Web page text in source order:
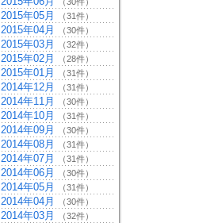
2015年05月 （31件）
2015年04月 （30件）
2015年03月 （32件）
2015年02月 （28件）
2015年01月 （31件）
2014年12月 （31件）
2014年11月 （30件）
2014年10月 （31件）
2014年09月 （30件）
2014年08月 （31件）
2014年07月 （31件）
2014年06月 （30件）
2014年05月 （31件）
2014年04月 （30件）
2014年03月 （32件）